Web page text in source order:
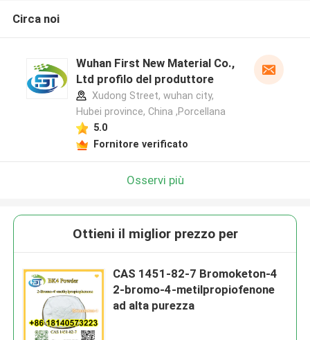
Circa noi
Wuhan First New Material Co.,
Ltd profilo del produttore
Xudong Street, wuhan city,
Hubei province, China ,Porcellana
5.0
Fornitore verificato
Osservi più
Ottieni il miglior prezzo per
CAS 1451-82-7 Bromoketon-4
2-bromo-4-metilpropiofenone
ad alta purezza